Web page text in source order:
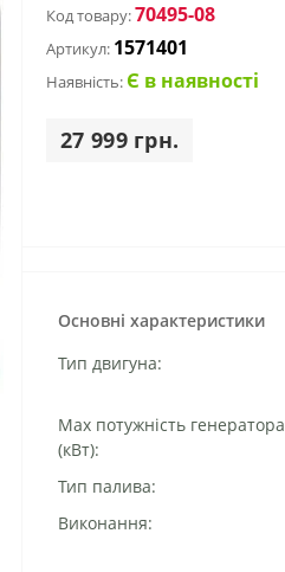
Код товару:70495-08
Артикул: 1571401
Наявність: Є в наявності
27 999 грн.
Основні характеристики
Тип двигуна:
Маx потужність генератора
(кВт):
Тип палива:
Виконання: